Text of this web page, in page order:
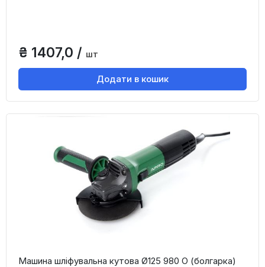
₴ 1407,0 / шт
Додати в кошик
Машина шліфувальна кутова Ø125 980 О (болгарка)